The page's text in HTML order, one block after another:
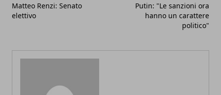
Matteo Renzi: Senato
elettivo
Putin: "Le sanzioni ora
hanno un carattere
politico"